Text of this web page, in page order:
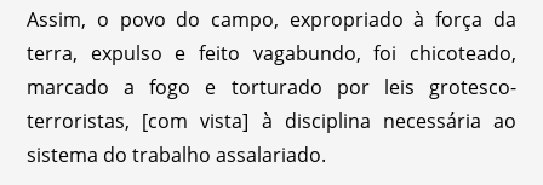
Assim, o povo do campo, expropriado à força da
terra, expulso e feito vagabundo, foi chicoteado,
marcado a fogo e torturado por leis grotesco-
terroristas, [com vista] à disciplina necessária ao
sistema do trabalho assalariado.